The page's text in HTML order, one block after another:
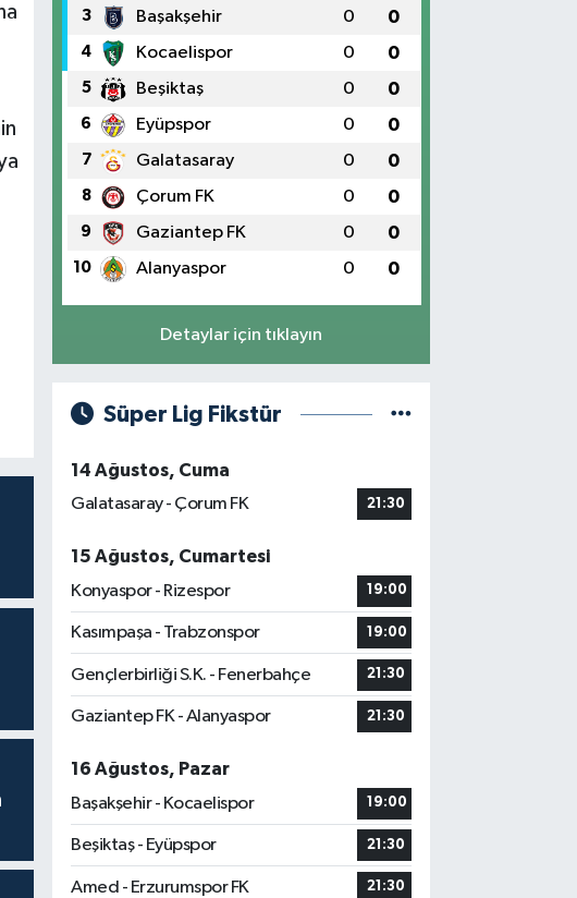
3 Başakşehir 0 0
4 Kocaelispor 0 0
5 Beşiktaş 0 0
6 Eyüpspor 0 0
7 Galatasaray 0 0
8 Çorum FK 0 0
9 Gaziantep FK 0 0
10 Alanyaspor 0 0
Detaylar için tıklayın
Süper Lig Fikstür
14 Ağustos, Cuma
Galatasaray - Çorum FK
21:30
15 Ağustos, Cumartesi
Konyaspor - Rizespor
19:00
Kasımpaşa - Trabzonspor 19:00
Gençlerbirliği S.K. - Fenerbahçe 21:30
Gaziantep FK - Alanyaspor 21:30
16 Ağustos, Pazar
Başakşehir - Kocaelispor
19:00
Beşiktaş - Eyüpspor 21:30
Amed - Erzurumspor FK 21:30